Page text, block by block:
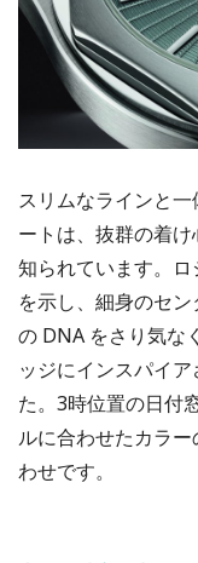
スリムなラインと
ートは、抜群の着
知られています。
を示し、細身のセ
の DNA をさり気な
ッジにインスパイ
た。3時位置の日付
ルに合わせたカラ
わせです。